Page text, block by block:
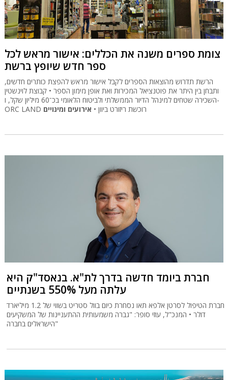
צומת ספרים משנה את הכללים: אישור מראש לכל
ספר חדש שיופץ ברשת
הרשת תדרוש מהוצאות הספרים לקבל אישור מראש להפצת כותרים חדשים,
ותבחן בין היתר את פוטנציאל המכירות ואת אופן מימון הספר • קבוצת לוינשטין
השכירה שטחים למינהל הדיור הממשלתי ולביטוח הלאומי בכ־60 מיליון שקל, ו-
ORC LAND רוכשת ריזורט ביוון • אירועים ומינויים
חברת ביומד חדשה בדרך לת"א. בנאסד"ק היא
עלתה מעל 550% בשנתיים
חברת הטיפול לסרטן אלפא תאו נסחרת כיום בוול סטריט בשווי של 1.2 מיליארד
דולר • המנכ"ל, עוזי סופר: "גברה משמעותית ההתעניינות של המשקיעים
הישראלים בחברה"